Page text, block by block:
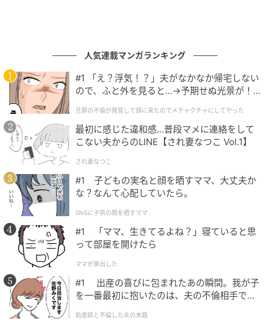
く、「欠点が見つからない」「全てが完璧」と絶賛す
面や、公私ともに充実している姿にも多くの共感が集
まりました。
頭脳明晰、美しさ、演技力、プライベートの充実度、どれも申
し分ないから。（42歳／女性）
美貌に加えて知性も高く、私生活も含めて非の打ち所がない憧
れの存在だから。（30歳／女性）
綺麗で演技もうまくて、チャーミングで、頭もいい。欠点が見
つからない人だと思う（32歳／女性）
人気連載マンガランキング
#1 「え？浮気！？」夫がなかなか帰宅しない
ので、ふと外を見ると…→予期せぬ光景が！
クチャにしてやった
旦那の不倫が発覚して頭に来たのでメチャクチャにしてやった
最初に感じた違和感…普段マメに連絡をして
こない夫からのLINE【され妻なつこ Vol.1】
され妻なつこ
#1 子どもの実名と顔を晒すママ、大丈夫か
な？なんて心配していたら。
SNSに子供の顔を晒すママ
#1 「ママ、生きてるよね？」寝ていると思
って部屋を開けたら
ママが家出した
#1 出産の喜びに包まれたあの瞬間。我が子
を一番最初に抱いたのは、夫の不倫相手でし
助産師と不倫した夫の末路